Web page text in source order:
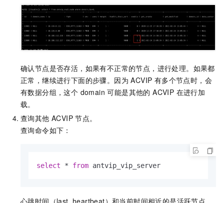
确认节点是否存活，如果有不正常的节点，进行处理。如果都
正常，继续进行下面的步骤。因为 ACVIP 有多个节点时，会
有数据分组，这个 domain 可能是其他的 ACVIP 在进行加
载。
查询其他 ACVIP 节点。
查询命令如下：
select * from antvip_vip_server